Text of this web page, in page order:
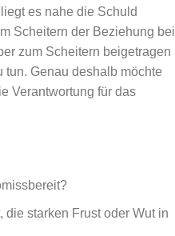
es nahe die Schuld
Scheitern der Beziehung bei
zum Scheitern beigetragen
Genau deshalb möchte
Verantwortung für das
starken Frust oder Wut in